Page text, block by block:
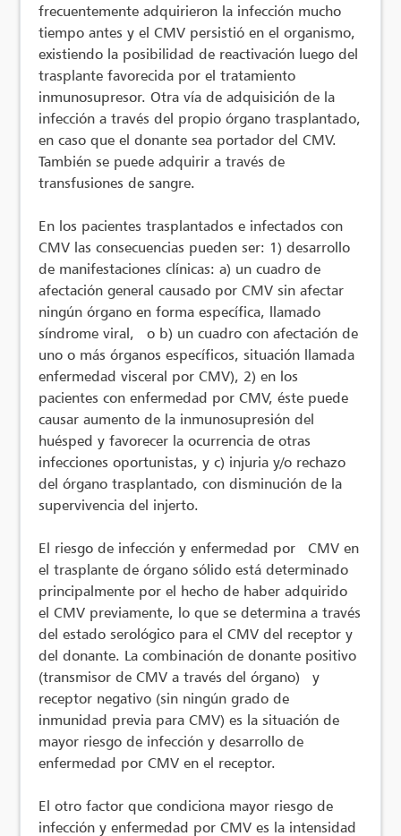
frecuentemente adquirieron la infección mucho
tiempo antes y el CMV persistió en el organismo,
existiendo la posibilidad de reactivación luego del
trasplante favorecida por el tratamiento
inmunosupresor. Otra vía de adquisición de la
infección a través del propio órgano trasplantado,
en caso que el donante sea portador del CMV.
También se puede adquirir a través de
transfusiones de sangre.
En los pacientes trasplantados e infectados con
CMV las consecuencias pueden ser: 1) desarrollo
de manifestaciones clínicas: a) un cuadro de
afectación general causado por CMV sin afectar
ningún órgano en forma específica, llamado
síndrome viral, o b) un cuadro con afectación de
uno o más órganos específicos, situación llamada
enfermedad visceral por CMV), 2) en los
pacientes con enfermedad por CMV, éste puede
causar aumento de la inmunosupresión del
huésped y favorecer la ocurrencia de otras
infecciones oportunistas, y c) injuria y/o rechazo
del órgano trasplantado, con disminución de la
supervivencia del injerto.
El riesgo de infección y enfermedad por CMV en
el trasplante de órgano sólido está determinado
principalmente por el hecho de haber adquirido
el CMV previamente, lo que se determina a través
del estado serológico para el CMV del receptor y
del donante. La combinación de donante positivo
(transmisor de CMV a través del órgano) y
receptor negativo (sin ningún grado de
inmunidad previa para CMV) es la situación de
mayor riesgo de infección y desarrollo de
enfermedad por CMV en el receptor.
El otro factor que condiciona mayor riesgo de
infección y enfermedad por CMV es la intensidad